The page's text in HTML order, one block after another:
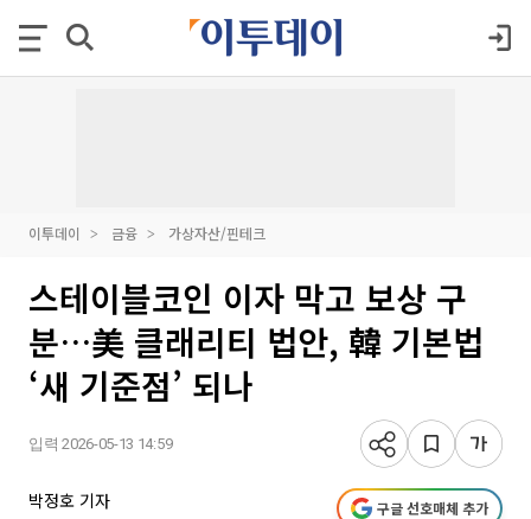
이투데이 금융 가상자산/핀테크
스테이블코인 이자 막고 보상 구
분…美 클래리티 법안, 韓 기본법
‘새 기준점’ 되나
입력 2026-05-13 14:59
박정호 기자 구글 선호매체 추가